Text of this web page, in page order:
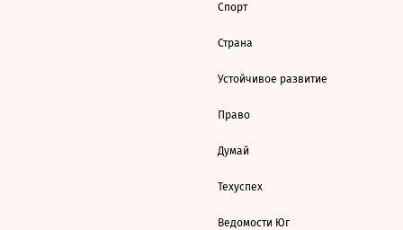
Спорт
Страна
Устойчивое развитие
Право
Думай
Техуспех
Ведомости Юг